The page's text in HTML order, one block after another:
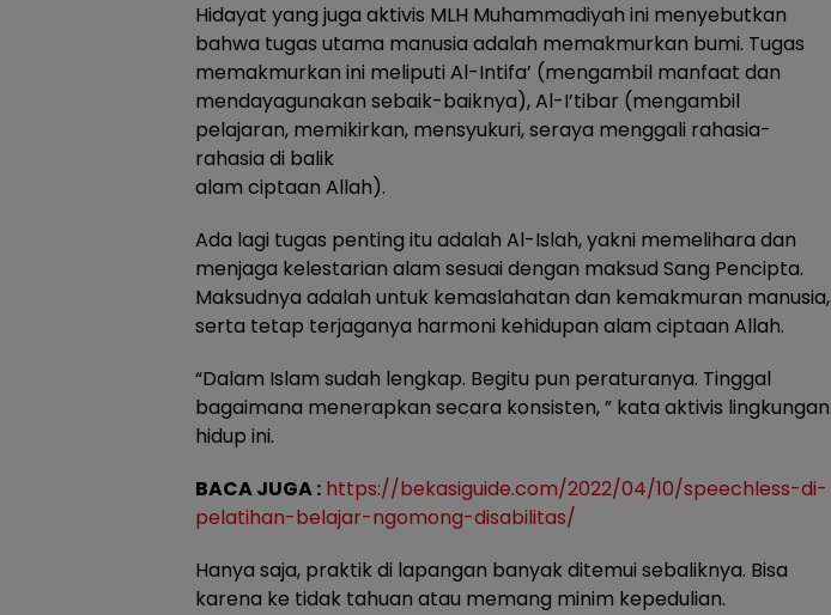
Hidayat yang juga aktivis MLH Muhammadiyah ini menyebutkan
bahwa tugas utama manusia adalah memakmurkan bumi. Tugas
memakmurkan ini meliputi Al-Intifa’ (mengambil manfaat dan
mendayagunakan sebaik-baiknya), Al-I’tibar (mengambil
pelajaran, memikirkan, mensyukuri, seraya menggali rahasia-
rahasia di balik
alam ciptaan Allah).
Ada lagi tugas penting itu adalah Al-Islah, yakni memelihara dan
menjaga kelestarian alam sesuai dengan maksud Sang Pencipta.
Maksudnya adalah untuk kemaslahatan dan kemakmuran manusia,
serta tetap terjaganya harmoni kehidupan alam ciptaan Allah.
“Dalam Islam sudah lengkap. Begitu pun peraturanya. Tinggal
bagaimana menerapkan secara konsisten, ” kata aktivis lingkungan
hidup ini.
BACA JUGA : https://bekasiguide.com/2022/04/10/speechless-di-
pelatihan-belajar-ngomong-disabilitas/
Hanya saja, praktik di lapangan banyak ditemui sebaliknya. Bisa
karena ke tidak tahuan atau memang minim kepedulian.